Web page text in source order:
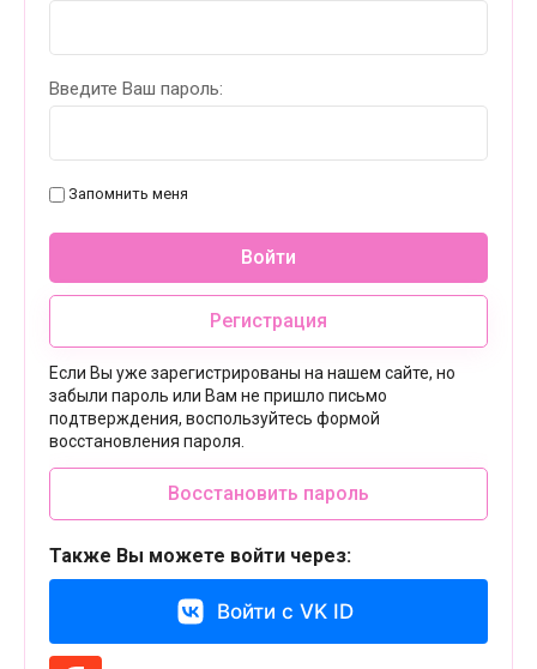
Введите Ваш пароль:
Запомнить меня
Войти
Регистрация
Если Вы уже зарегистрированы на нашем сайте, но
забыли пароль или Вам не пришло письмо
подтверждения, воспользуйтесь формой
восстановления пароля.
Восстановить пароль
Также Вы можете войти через:
Войти с VK ID